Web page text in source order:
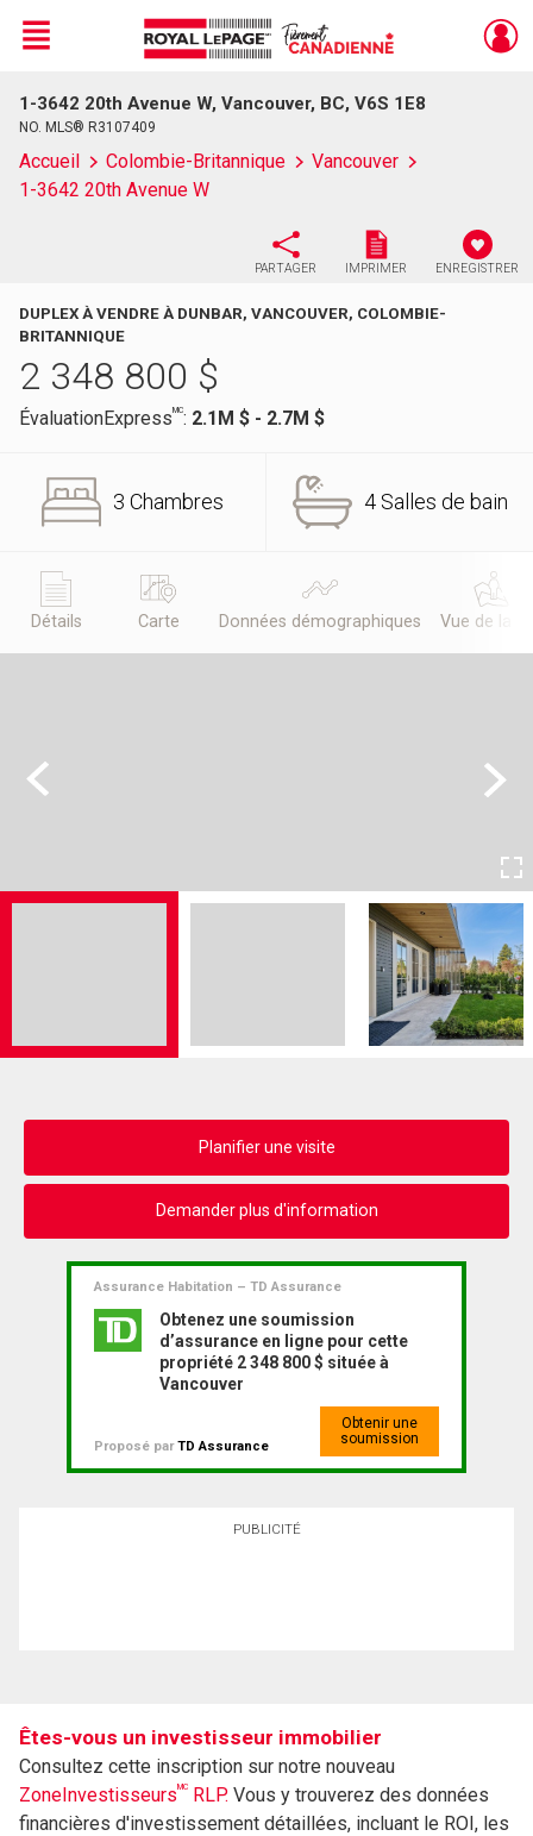
Live
En Direct
Menu
1-3642 20th Avenue W, Vancouver, BC, V6S 1E8
NO. MLS® R3107409
Accueil Colombie-Britannique
Vancouver
1-3642 20th Avenue W
PARTAGER IMPRIMER ENREGISTRER
DUPLEX À VENDRE À DUNBAR, VANCOUVER, COLOMBIE-
BRITANNIQUE
2 348 800 $
ÉvaluationExpressMC: 2.1M $ - 2.7M $
3 Chambres 4 Salles de bain
Détails Carte Données démographiques Vue de la
Previous Next
Planifier une visite
Demander plus d'information
Assurance Habitation – TD Assurance
Obtenez une soumission
d’assurance en ligne pour cette
propriété 2 348 800 $ située à
Vancouver
Proposé parTD Assurance
Obtenir une
soumission
PUBLICITÉ
Êtes-vous un investisseur immobilier
Consultez cette inscription sur notre nouveau
ZoneInvestisseursMC RLP. Vous y trouverez des données
financières d'investissement détaillées, incluant le ROI, les